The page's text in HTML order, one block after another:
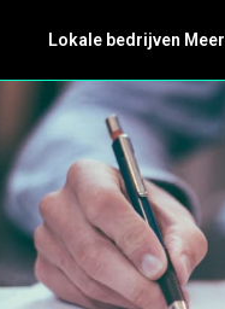
Lokale bedrijven